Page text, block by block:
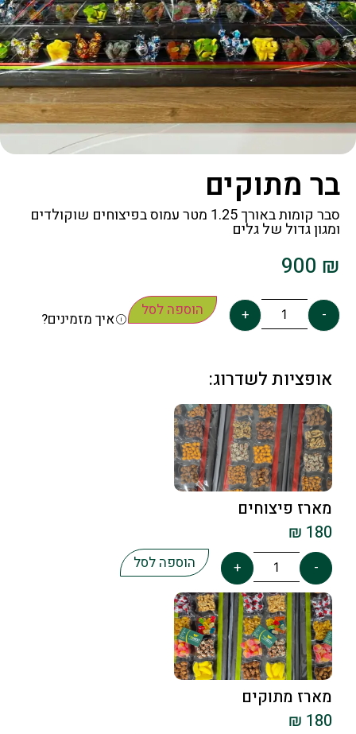
בר מתוקים
סבר קומות באורך 1.25 מטר עמוס בפיצוחים שוקולדים
ומגון גדול של גלים
900 ₪
-
+ הוספה לסל איך מזמינים?
אופציות לשדרוג:
מארז פיצוחים
180
₪
-
+ הוספה לסל
מארז מתוקים
180
₪